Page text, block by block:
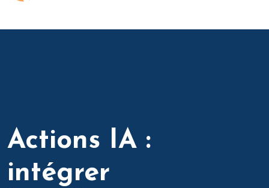
Actions IA :
intégrer